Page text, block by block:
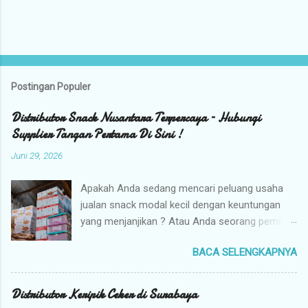
Postingan Populer
Distributor Snack Nusantara Terpercaya – Hubungi
Supplier Tangan Pertama Di Sini !
Juni 29, 2026
Apakah Anda sedang mencari peluang usaha
jualan snack modal kecil dengan keuntungan
yang menjanjikan ? Atau Anda seorang pemilik
tangan pertama dengan harga grosir camilan
kiloan termurah ? Camilan Nusantara hadir
sebagai jawaban atas kebutuhan bisnis Anda !
Kami adalah distributor snack nusantara
BACA SELENGKAPNYA
Distributor Keripik Ceker di Surabaya